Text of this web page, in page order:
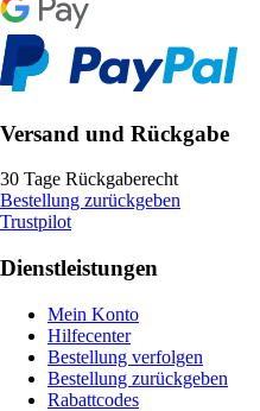
Versand und Rückgabe
30 Tage Rückgaberecht
Bestellung zurückgeben
Trustpilot
Dienstleistungen
Mein Konto
Hilfecenter
Bestellung verfolgen
Bestellung zurückgeben
Rabattcodes